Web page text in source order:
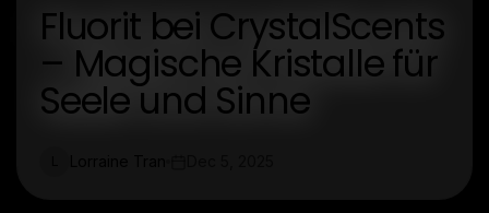
Fluorit bei CrystalScents
– Magische Kristalle für
Seele und Sinne